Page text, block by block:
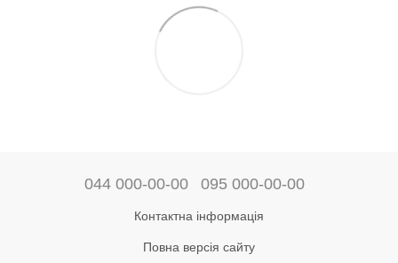
044 000-00-00 095 000-00-00
Контактна інформація
Повна версія сайту